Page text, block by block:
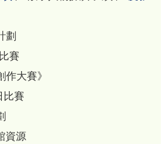
劃
賽
大賽》
賽
資源